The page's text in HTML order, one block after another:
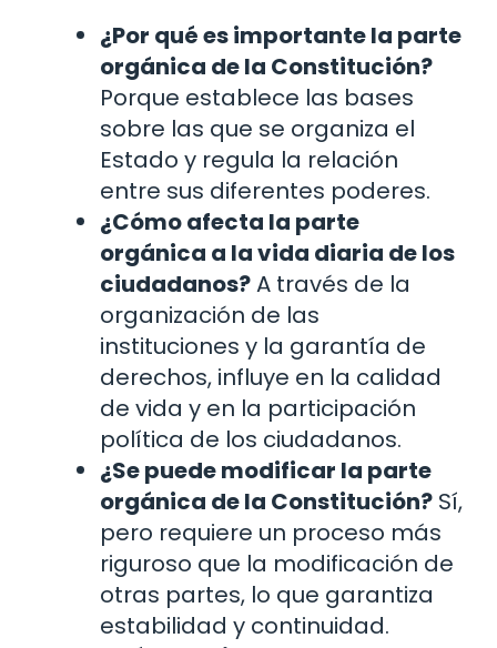
¿Por qué es importante la parte
orgánica de la Constitución?
Porque establece las bases
sobre las que se organiza el
Estado y regula la relación
entre sus diferentes poderes.
¿Cómo afecta la parte
orgánica a la vida diaria de los
ciudadanos?A través de la
organización de las
instituciones y la garantía de
derechos, influye en la calidad
de vida y en la participación
política de los ciudadanos.
¿Se puede modificar la parte
orgánica de la Constitución? Sí,
pero requiere un proceso más
riguroso que la modificación de
otras partes, lo que garantiza
estabilidad y continuidad.